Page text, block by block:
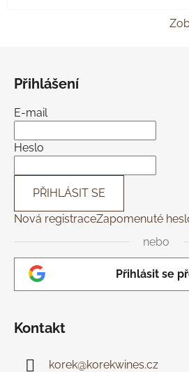
Přihlášení
E-mail
Heslo
PŘIHLÁSIT SE
Nová registraceZapomenuté
nebo
Přihlásit se
Kontakt
korek@korekwines.cz